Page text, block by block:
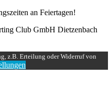
an Feiertagen!
Club GmbH Dietzenbach
z.B. Erteilung oder Widerruf von